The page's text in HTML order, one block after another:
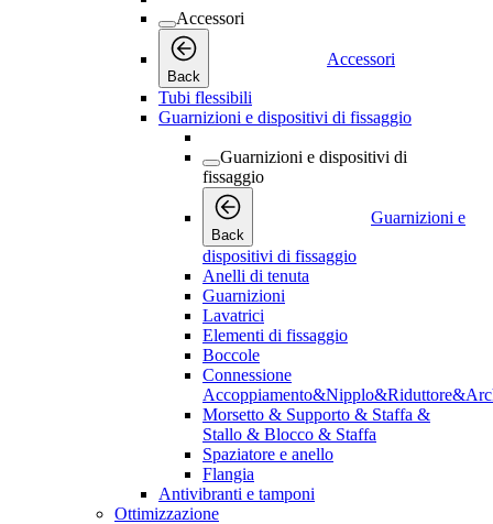
Accessori
Back
Accessori
Tubi flessibili
Guarnizioni e dispositivi di fissaggio
Guarnizioni e dispositivi di
fissaggio
Back
Guarnizioni e
dispositivi di fissaggio
Anelli di tenuta
Guarnizioni
Lavatrici
Elementi di fissaggio
Boccole
Connessione
Morsetto & Supporto & Staffa &
Stallo & Blocco & Staffa
Spaziatore e anello
Flangia
Antivibranti e tamponi
Ottimizzazione